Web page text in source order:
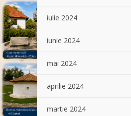
iulie 2024
iunie 2024
mai 2024
aprilie 2024
martie 2024